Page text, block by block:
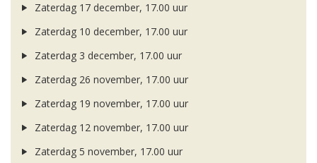
Zaterdag 17 december, 17.00 uur
Zaterdag 10 december, 17.00 uur
Zaterdag 3 december, 17.00 uur
Zaterdag 26 november, 17.00 uur
Zaterdag 19 november, 17.00 uur
Zaterdag 12 november, 17.00 uur
Zaterdag 5 november, 17.00 uur